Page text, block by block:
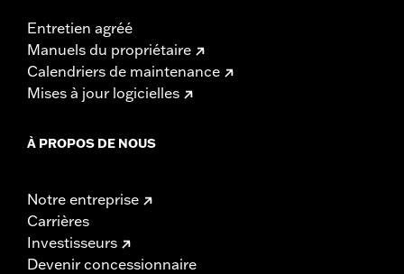
Entretien agréé
Manuels du propriétaire
Calendriers de maintenance
Mises à jour logicielles
À PROPOS DE NOUS
Notre entreprise
Carrières
Investisseurs
Devenir concessionnaire